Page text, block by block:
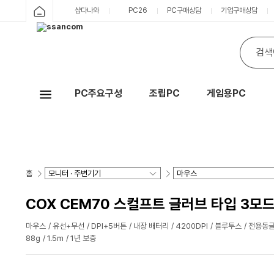
샵다나와 PC26 PC구매상담 기업구매상담
PC주요구성 조립PC 게임용PC
홈
COX CEM70 스컬프트 글러브 타입 3모
마우스 유선+무선 DPI+5버튼 내장 배터리 4200DPI 블루투스 전용동
88g
1.5m 1년 보증